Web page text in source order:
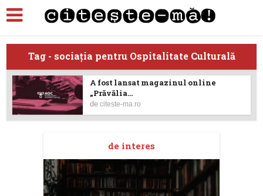
Tag - sociația pentru Ospitalitate Culturală
A fost lansat magazinul online
„Prăvălia...
deciteste-ma.ro
de interes